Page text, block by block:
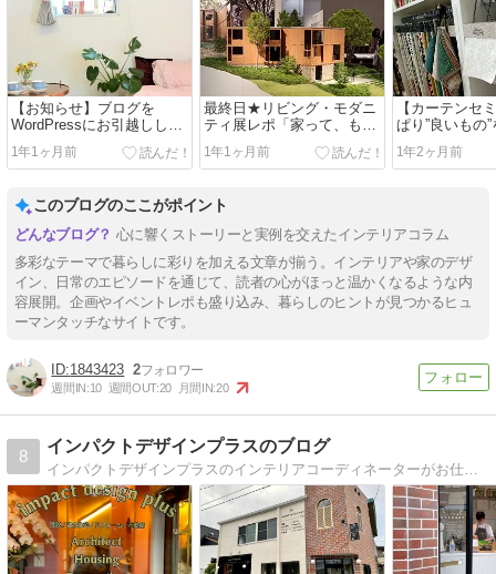
【お知らせ】ブログを
WordPressにお引越ししま
した♪
1年1ヶ月前
最終日★リビング・モダニ
ティ展レポ「家って、もっ
と自由でいい」名建築に学
ぶ暮らしのかたち
1年1ヶ月前
【カーテンセ
ぱり”良いもの
い！プロが感
ンセミナー
1年2ヶ月前
このブログのここがポイント
心に響くストーリーと実例を交えたインテリアコラム
多彩なテーマで暮らしに彩りを加える文章が揃う。インテリアや家のデザ
イン、日常のエピソードを通じて、読者の心がほっと温かくなるような内
容展開。企画やイベントレポも盛り込み、暮らしのヒントが見つかるヒュ
ーマンタッチなサイトです。
1843423 2
週間IN:10 週間OUT:20 月間IN:20
8
インパクトデザインプラスのブログ
インパクトデザインプラスのインテリアコーディネーターがお仕事、インテリアのこと、日常の何気ない日々を気ままにつぶやいています。